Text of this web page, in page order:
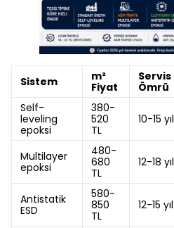
Sistem
m²
Fiyat
Servis
Ömrü
Self-
leveling
epoksi
380-
520
TL
10-15 yıl
Multilayer
epoksi
480-
680
TL
12-18 yıl
Antistatik
ESD
580-
850
TL
12-15 yıl